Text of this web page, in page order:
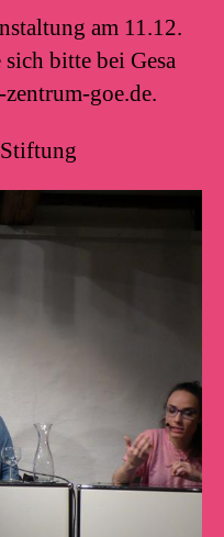
am 11.12.
bitte bei Gesa
goe.de.